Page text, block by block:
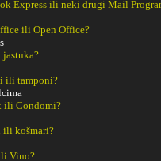
Express ili neki drugi Mail
ili Open Office?
ili tamponi?
ili Condomi?
ili košmari?
Vino?